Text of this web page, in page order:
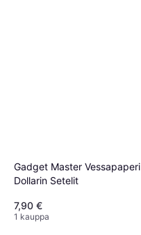
Gadget Master Vessapaperi
Dollarin Setelit
7,90 €
1 kauppa